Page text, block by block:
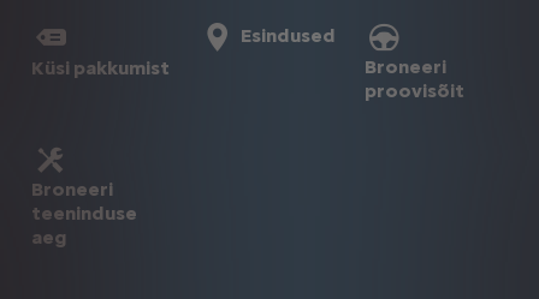
Küsi pakkumist
Esindused
Broneeri
proovisõit
Broneeri
teeninduse
aeg